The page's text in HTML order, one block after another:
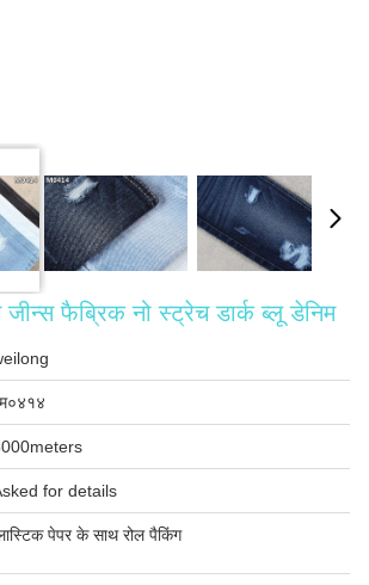
फैब्रिक नो स्ट्रेच डार्क ब्लू डेनिम
for details
पेपर के साथ रोल पैकिंग